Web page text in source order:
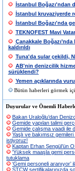
İstanbul Boğazı'ndan
İstanbul kruvaziyerde
İstanbul Boğazı'nda
TEKNOFEST Mavi
Çanakkale
kaldırıldı
Tuna'da sular çekildi,
AB'nin denizcilik
sürüklendi?
Yemen açıklarında
Bütün haberleri görmek
Duyurular ve Önemli
Bakan Uraloğlu’dan
Gemide yapılan talimi
Gemide çalışma vaadi ile
Yaşlı ve bakımsız
istiyoruz!
Kaptan Erhan Şengül’ün
'Yüksek maaşla gemi
tutuklama
‘Gemi personeli aranıyor’
STCW sertifikalarınızda